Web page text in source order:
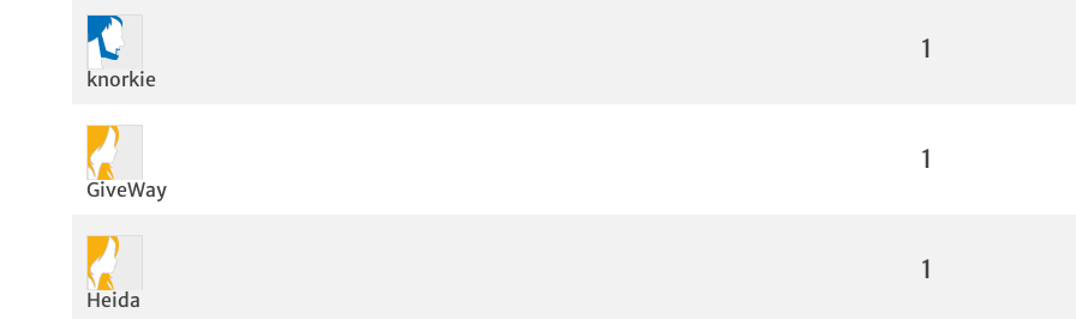
knorkie
1
GiveWay
1
Heida
1